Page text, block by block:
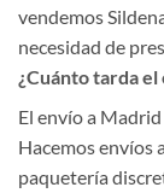
vendemos
necesidad de
¿Cuánto tarda
El envío a
Hacemos envíos
paquetería